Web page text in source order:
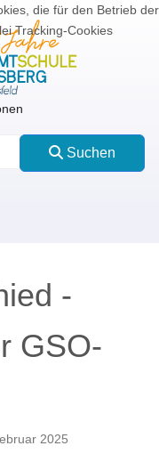
Suchen
-
GSO-
2025
die für den Betrieb der
Tracking-Cookies